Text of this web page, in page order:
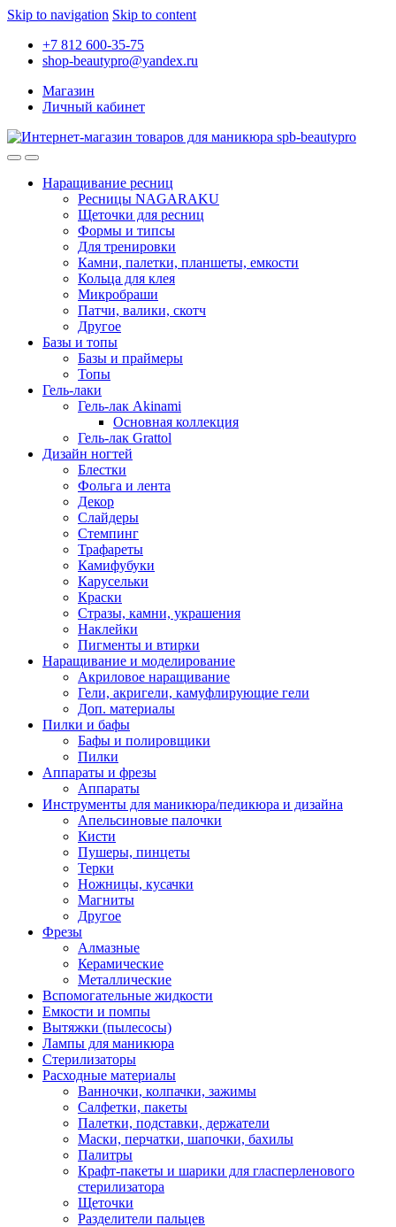
Skip to navigation Skip to content
+7 812 600-35-75
shop-beautypro@yandex.ru
Магазин
Личный кабинет
Наращивание ресниц
Ресницы NAGARAKU
Щеточки для ресниц
Формы и типсы
Для тренировки
Камни, палетки, планшеты, емкости
Кольца для клея
Микробраши
Патчи, валики, скотч
Другое
Базы и топы
Базы и праймеры
Топы
Гель-лаки
Гель-лак Akinami
Основная коллекция
Гель-лак Grattol
Дизайн ногтей
Блестки
Фольга и лента
Декор
Слайдеры
Стемпинг
Трафареты
Камифубуки
Карусельки
Краски
Стразы, камни, украшения
Наклейки
Пигменты и втирки
Наращивание и моделирование
Акриловое наращивание
Гели, акригели, камуфлирующие гели
Доп. материалы
Пилки и бафы
Бафы и полировщики
Пилки
Аппараты и фрезы
Аппараты
Инструменты для маникюра/педикюра и дизайна
Апельсиновые палочки
Кисти
Пушеры, пинцеты
Терки
Ножницы, кусачки
Магниты
Другое
Фрезы
Алмазные
Керамические
Металлические
Вспомогательные жидкости
Емкости и помпы
Вытяжки (пылесосы)
Лампы для маникюра
Стерилизаторы
Расходные материалы
Ванночки, колпачки, зажимы
Салфетки, пакеты
Палетки, подставки, держатели
Маски, перчатки, шапочки, бахилы
Палитры
Крафт-пакеты и шарики для гласперленового
стерилизатора
Щеточки
Разделители пальцев